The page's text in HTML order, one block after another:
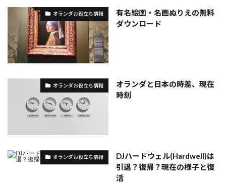
オランダお役立ち情報
有名絵画・名画ぬりえの無料
ダウンロード
オランダお役立ち情報
オランダと日本の時差、現在
時刻
オランダお役立ち情報
DJハードウェル(Hardwell)は
引退？復帰？現在の様子と復
活